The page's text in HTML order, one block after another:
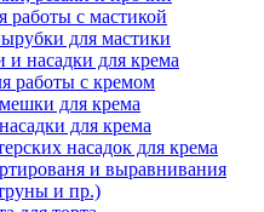
работы с мастикой
для мастики
насадки для крема
работы с кремом
для крема
для крема
насадок для крема
и выравнивания
и пр.)